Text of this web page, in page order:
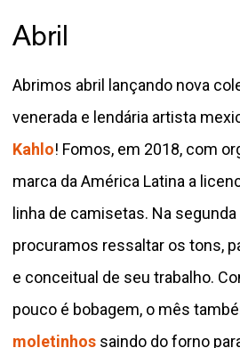
Abril
Abrimos abril lançando nova
venerada e lendária artista
Kahlo! Fomos, em 2018, com
marca da América Latina a
linha de camisetas. Na
procuramos ressaltar os tons,
e conceitual de seu trabalho.
pouco é bobagem, o mês
moletinhos saindo do forno